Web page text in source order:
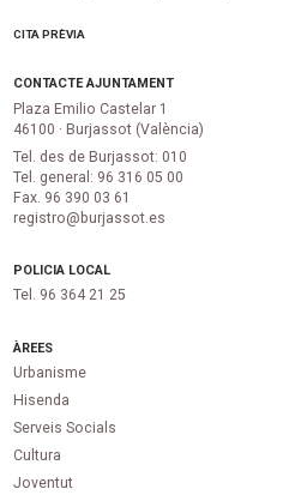
CITA PRÈVIA
CONTACTE AJUNTAMENT
Plaza Emilio Castelar 1
46100 · Burjassot (València)
Tel. des de Burjassot: 010
Tel. general: 96 316 05 00
Fax. 96 390 03 61
registro@burjassot.es
POLICIA LOCAL
Tel. 96 364 21 25
ÀREES
Urbanisme
Hisenda
Serveis Socials
Cultura
Joventut